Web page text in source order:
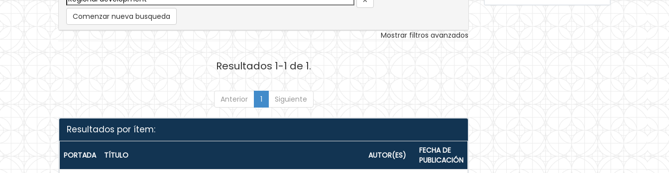
Comenzar nueva busqueda
Mostrar filtros avanzados
Resultados 1-1 de 1.
Anterior 1 Siguiente
Resultados por ítem:
PORTADA TÍTULO AUTOR(ES)
FECHA DE
PUBLICACIÓN